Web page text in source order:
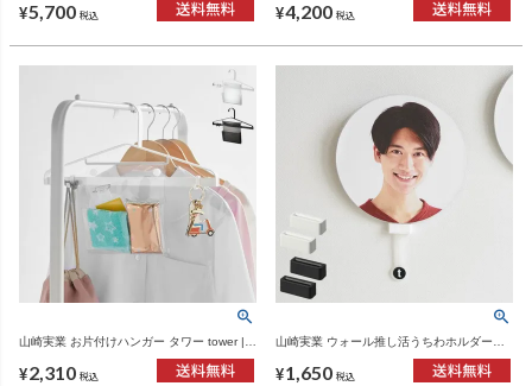
ンテリア雑貨・タワーシリーズ
¥5,700 税込
ンテリア雑貨・タワーシリーズ
¥4,200 税込
山崎実業 お片付けハンガー タワー tower |
¥2,310 税込
山崎実業 ウォール推し活うちわホルダー
貨・タワーシリーズ
¥1,650 税込